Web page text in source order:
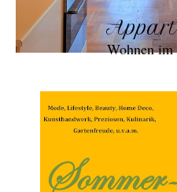
Wohnen im